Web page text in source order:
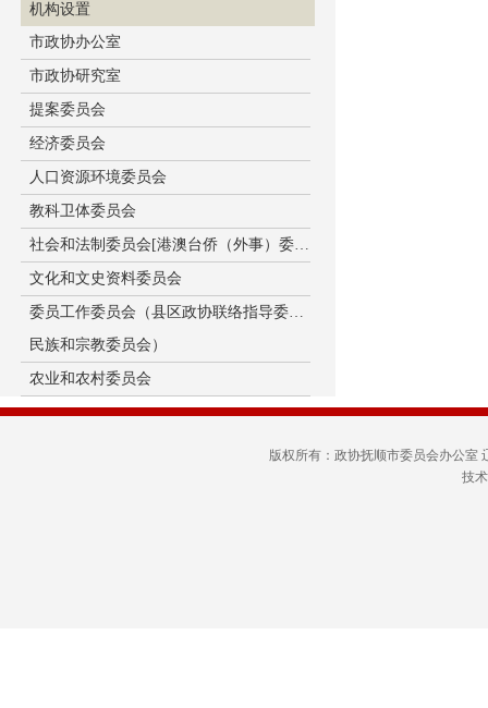
机构设置
市政协办公室
市政协研究室
提案委员会
经济委员会
人口资源环境委员会
教科卫体委员会
社会和法制委员会[港澳台侨（外事）委员会]
文化和文史资料委员会
委员工作委员会（县区政协联络指导委员会、
民族和宗教委员会）
农业和农村委员会
版权所有：政协抚顺市委员会办公室
技